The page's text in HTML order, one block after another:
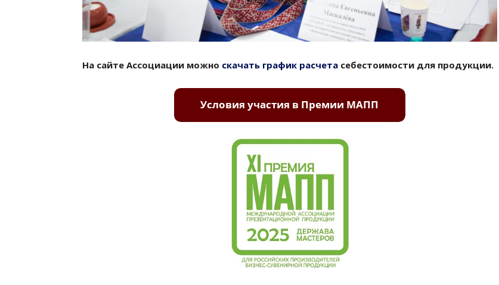
На сайте Ассоциации можно скачать график расчета себестоимости для продукции.